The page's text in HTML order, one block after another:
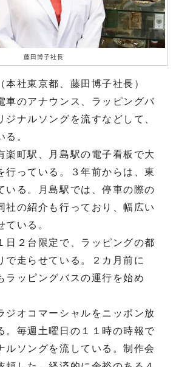
藤田博子社長
社東京都、藤田博子社長）
車のアナウンス、ラッピングバ
ジナルソングを流すなどして、
る。
町駅、月島駅の電子看板で大
行っている。３年前からは、東
いる。月島駅では、停車の際の
社の紹介も行っており、幅広い
ている。
２台限定で、ラッピングの都
で走らせている。２カ月前に
ラッピングバスの運行を始め
オコマーシャルをニッポン放
。毎週土曜日の１１時の時報で
ルソングを流している。制作会